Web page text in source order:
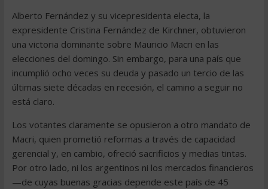
Alberto Fernández y su vicepresidenta electa, la
expresidente Cristina Fernández de Kirchner, obtuvieron
una victoria dominante sobre Mauricio Macri en las
elecciones del domingo. Sin embargo, para una país que
incumplió ocho veces su deuda y pasado un tercio de las
últimas siete décadas en recesión, el camino a seguir no
está claro.
Los votantes claramente se opusieron a otro mandato de
Macri, quien prometió reformas a través de capacidad
gerencial y, en cambio, ofreció sacrificios y medias tintas.
Por otro lado, ni los argentinos ni los mercados financieros
—de cuyas buenas gracias depende este país de 45